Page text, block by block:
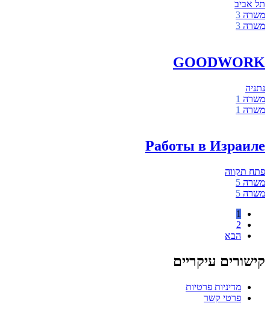
תל אביב
משרה3
משרה3
GOODWORK
נתניה
משרה1
משרה1
Работы в Израиле
פתח תקווה
משרה5
משרה5
הבא
קישורים עיקריים
מדיניות פרטיות
פרטי קשר